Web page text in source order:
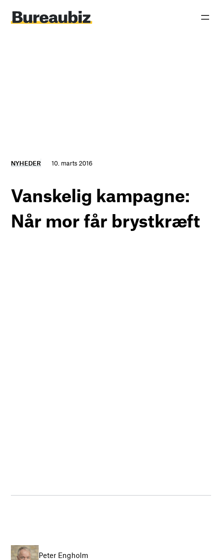
indhold
NYHEDER 10. marts 2016
Vanskelig kampagne:
Når mor får brystkræft
Peter Engholm